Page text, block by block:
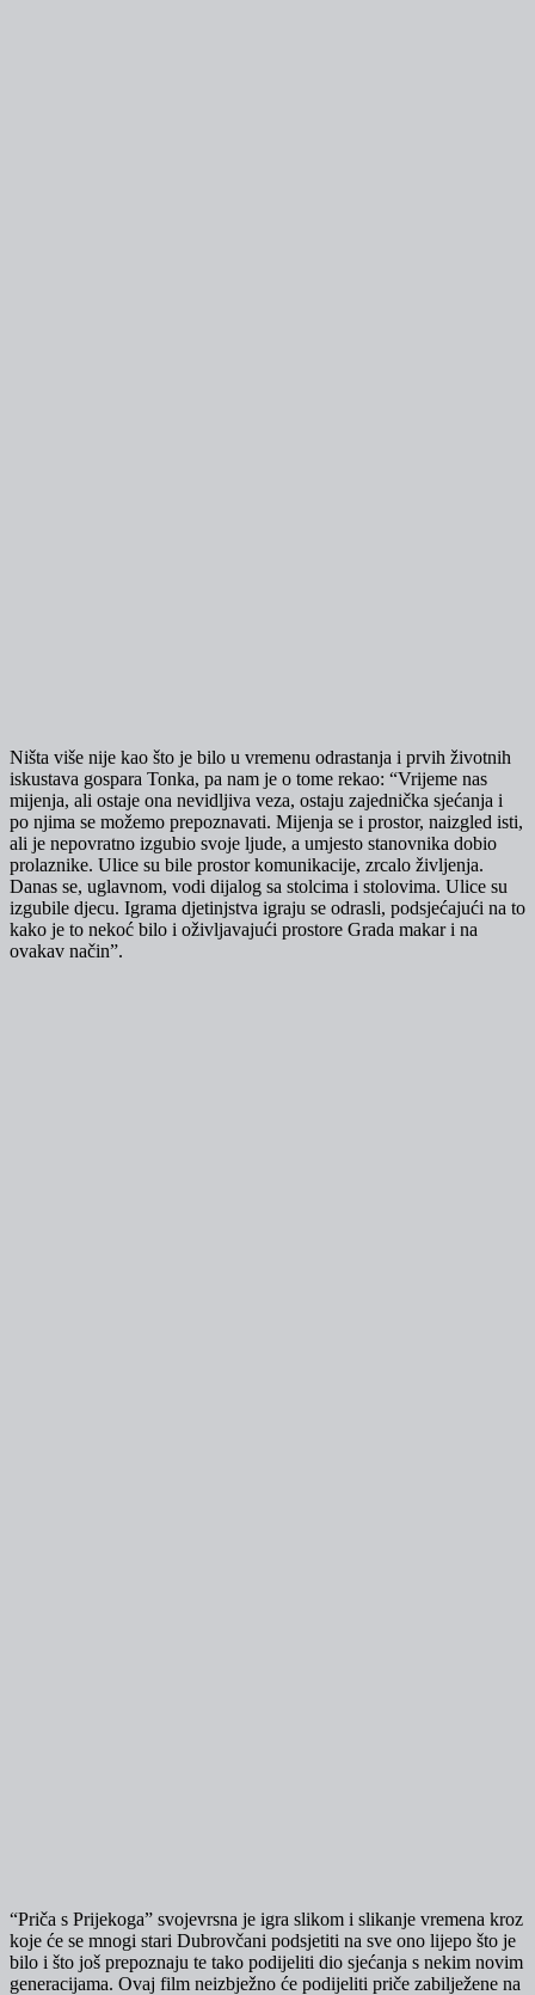
Ništa više nije kao što je bilo u vremenu odrastanja i prvih životnih
iskustava gospara Tonka, pa nam je o tome rekao: “Vrijeme nas
mijenja, ali ostaje ona nevidljiva veza, ostaju zajednička sjećanja i
po njima se možemo prepoznavati. Mijenja se i prostor, naizgled isti,
ali je nepovratno izgubio svoje ljude, a umjesto stanovnika dobio
prolaznike. Ulice su bile prostor komunikacije, zrcalo življenja.
Danas se, uglavnom, vodi dijalog sa stolcima i stolovima. Ulice su
izgubile djecu. Igrama djetinjstva igraju se odrasli, podsjećajući na to
kako je to nekoć bilo i oživljavajući prostore Grada makar i na
ovakav način”.
“Priča s Prijekoga” svojevrsna je igra slikom i slikanje vremena kroz
koje će se mnogi stari Dubrovčani podsjetiti na sve ono lijepo što je
bilo i što još prepoznaju te tako podijeliti dio sjećanja s nekim novim
generacijama. Ovaj film neizbježno će podijeliti priče zabilježene na